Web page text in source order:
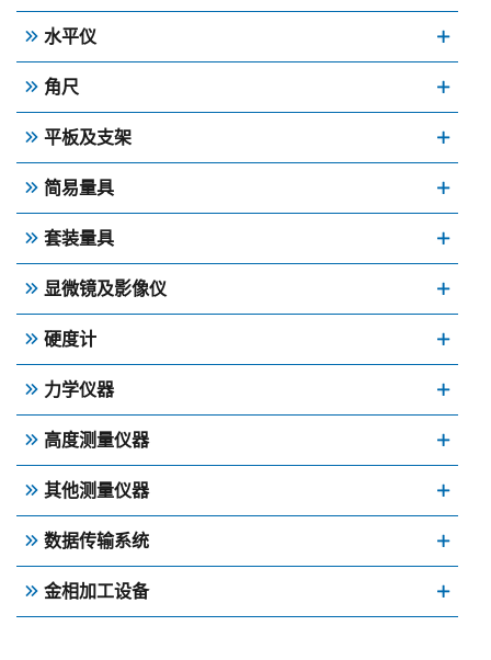
水平仪
角尺
平板及支架
简易量具
套装量具
显微镜及影像仪
硬度计
力学仪器
高度测量仪器
其他测量仪器
数据传输系统
金相加工设备